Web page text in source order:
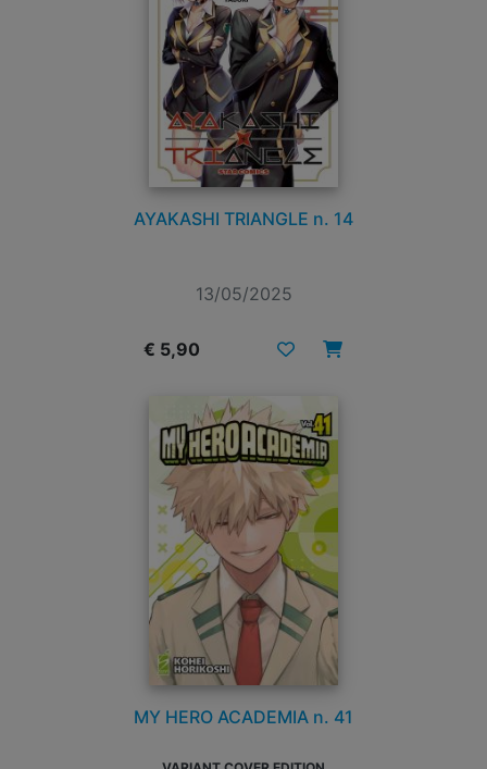
AYAKASHI TRIANGLE n. 14
13/05/2025
€ 5,90
MY HERO ACADEMIA n. 41